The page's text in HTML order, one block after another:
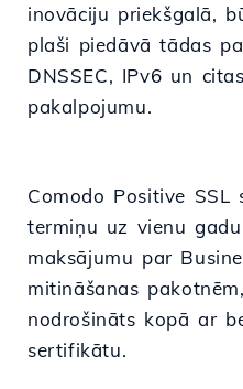
inovāciju priekšgalā,
plaši piedāvā tādas
DNSSEC, IPv6 un
pakalpojumu.
Comodo Positive
termiņu uz vienu
maksājumu par
mitināšanas
nodrošināts kopā ar
sertifikātu.